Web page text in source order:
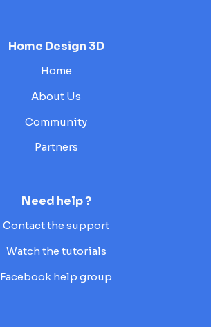
Home Design 3D
Home
About Us
Community
Partners
Need help ?
Contact the support
Watch the tutorials
Facebook help group